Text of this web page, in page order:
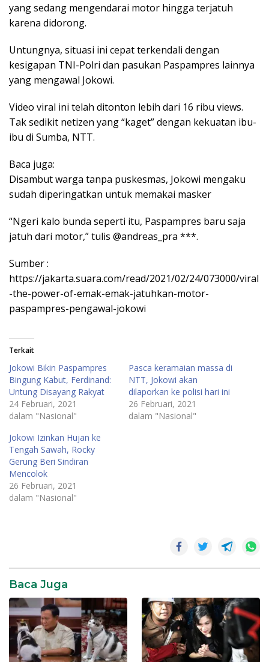
yang sedang mengendarai motor hingga terjatuh
karena didorong.
Untungnya, situasi ini cepat terkendali dengan
kesigapan TNI-Polri dan pasukan Paspampres lainnya
yang mengawal Jokowi.
Video viral ini telah ditonton lebih dari 16 ribu views.
Tak sedikit netizen yang “kaget” dengan kekuatan ibu-
ibu di Sumba, NTT.
Baca juga:
Disambut warga tanpa puskesmas, Jokowi mengaku
sudah diperingatkan untuk memakai masker
“Ngeri kalo bunda seperti itu, Paspampres baru saja
jatuh dari motor,” tulis @andreas_pra ***.
Sumber :
https://jakarta.suara.com/read/2021/02/24/073000/viral
-the-power-of-emak-emak-jatuhkan-motor-
paspampres-pengawal-jokowi
Terkait
Jokowi Bikin Paspampres
Bingung Kabut, Ferdinand:
Untung Disayang Rakyat
24 Februari, 2021
dalam "Nasional"
Pasca keramaian massa di
NTT, Jokowi akan
dilaporkan ke polisi hari ini
26 Februari, 2021
dalam "Nasional"
Jokowi Izinkan Hujan ke
Tengah Sawah, Rocky
Gerung Beri Sindiran
Mencolok
26 Februari, 2021
dalam "Nasional"
Baca Juga